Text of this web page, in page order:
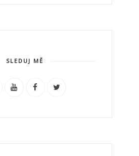
SLEDUJ MĚ